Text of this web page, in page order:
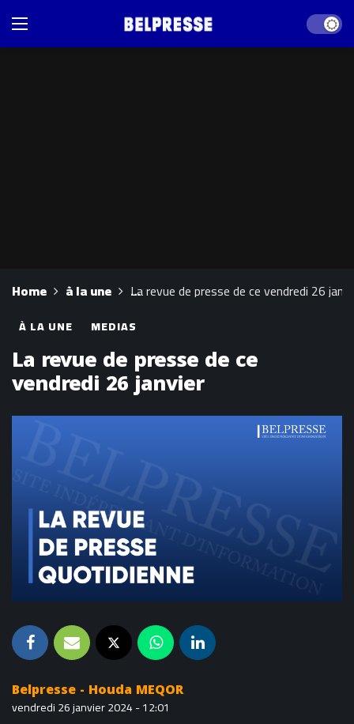
Dark
Home à la une La revue de presse de ce vendredi 26
À LA UNE MEDIAS
La revue de presse de ce
vendredi 26 janvier
Belpresse - Houda MEQOR
vendredi 26 janvier 2024 - 12:01